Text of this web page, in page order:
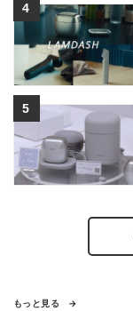
もっと見る